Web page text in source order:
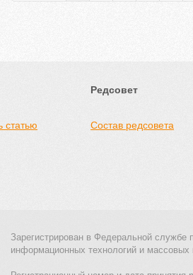
статью
Редсовет
Состав редсовета
Зарегистрирован в Федеральной службе
информационных технологий и массовых